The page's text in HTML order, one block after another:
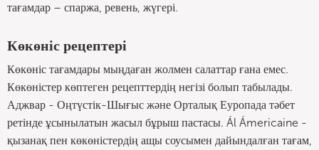
тағамдар – спаржа, ревень, жүгері.
Көкөніс рецептері
Көкөніс тағамдары мыңдаған жолмен салаттар ғана емес.
Көкөністер көптеген рецепттердің негізі болып табылады.
Аджвар - Оңтүстік-Шығыс және Орталық Еуропада тәбет
ретінде ұсынылатын жасыл бұрыш пастасы. Ál Ámericaine -
қызанақ пен көкөністердің ащы соусымен дайындалған тағам,